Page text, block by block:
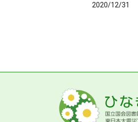
2020/12/31